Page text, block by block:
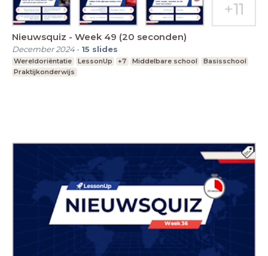
Nieuwsquiz - Week 49 (20 seconden)
December 2024- 15 slides
Wereldoriëntatie LessonUp +7 Middelbare school
Basisschool
Praktijkonderwijs